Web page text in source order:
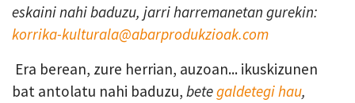
eskaini nahi baduzu, jarri harremanetan gurekin:
korrika-kulturala@abarprodukzioak.com
Era berean, zure herrian, auzoan... ikuskizunen
bat antolatu nahi baduzu, betegaldetegi hau,